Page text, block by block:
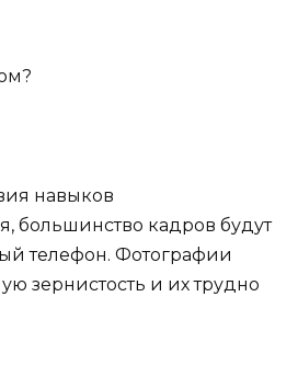
навыков
большинство кадров будут
телефон. Фотографии
зернистость и их трудно